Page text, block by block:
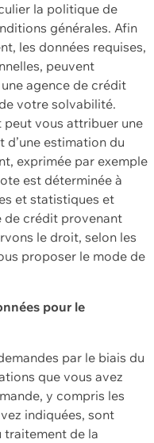
la politique de
générales. Afin
les données requises,
peuvent
agence de crédit
votre solvabilité.
peut vous attribuer une
d’une estimation du
exprimée par exemple
est déterminée à
et statistiques et
de crédit provenant
le droit, selon les
proposer le mode de
pour le
par le biais du
que vous avez
y compris les
indiquées, sont
traitement de la